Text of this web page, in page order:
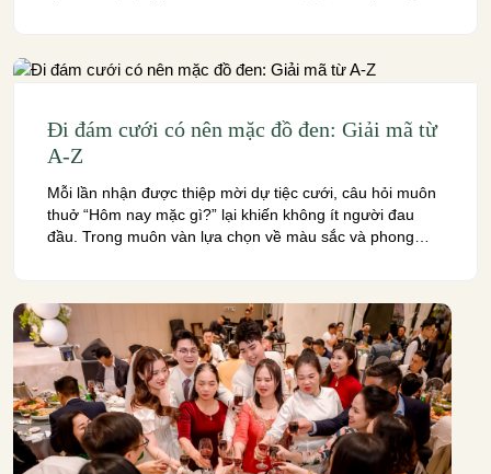
Đi đám cưới có nên mặc đồ đen: Giải mã từ
A-Z
Mỗi lần nhận được thiệp mời dự tiệc cưới, câu hỏi muôn
thuở “Hôm nay mặc gì?” lại khiến không ít người đau
đầu. Trong muôn vàn lựa chọn về màu sắc và phong